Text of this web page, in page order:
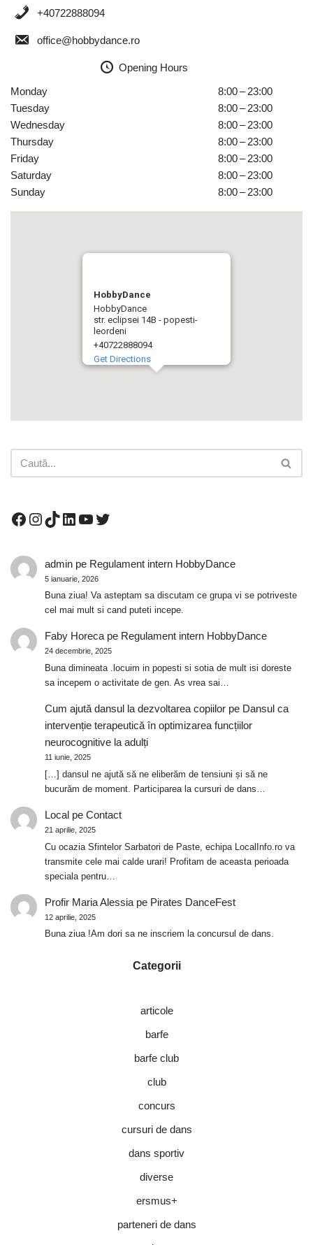
+40722888094
office@hobbydance.ro
Opening Hours
Monday
8:00 – 23:00
Tuesday
8:00 – 23:00
Wednesday
8:00 – 23:00
Thursday
8:00 – 23:00
Friday
8:00 – 23:00
Saturday
8:00 – 23:00
Sunday
8:00 – 23:00
HobbyDance
HobbyDance
str. eclipsei 14B - popesti-
leordeni
+40722888094
Get Directions
adminpe Regulament intern HobbyDance
5 ianuarie, 2026
Buna ziua! Va asteptam sa discutam ce grupa vi se potriveste
cel mai mult si cand puteti incepe.
Faby Horecape Regulament intern HobbyDance
24 decembrie, 2025
Buna dimineata .locuim in popesti si sotia de mult isi doreste
sa incepem o activitate de gen. As vrea sai…
Cum ajută dansul la dezvoltarea copiilorpe Dansul ca
intervenție terapeutică în optimizarea funcțiilor
neurocognitive la adulți
11 iunie, 2025
[…] dansul ne ajută să ne eliberăm de tensiuni și să ne
bucurăm de moment. Participarea la cursuri de dans…
Localpe Contact
21 aprilie, 2025
Cu ocazia Sfintelor Sarbatori de Paste, echipa LocalInfo.ro va
transmite cele mai calde urari! Profitam de aceasta perioada
speciala pentru…
Profir Maria Alessiape Pirates DanceFest
12 aprilie, 2025
Buna ziua !Am dori sa ne inscriem la concursul de dans.
Categorii
articole
barfe
barfe club
club
concurs
cursuri de dans
dans sportiv
diverse
ersmus+
parteneri de dans